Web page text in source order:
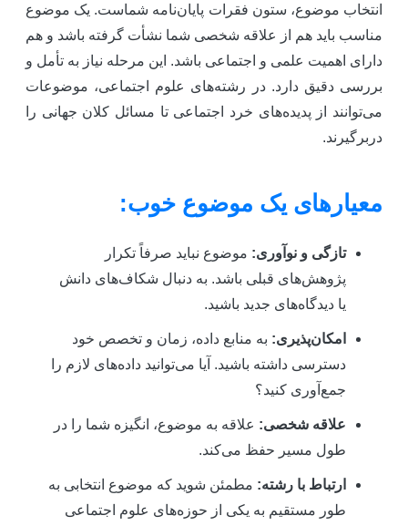
موضوع، ستون فقرات پایان‌نامه شماست. یک موضوع
باید هم از علاقه شخصی شما نشأت گرفته باشد و هم
اهمیت علمی و اجتماعی باشد. این مرحله نیاز به تأمل و
دقیق دارد. در رشته‌های علوم اجتماعی، موضوعات
از پدیده‌های خرد اجتماعی تا مسائل کلان جهانی را
یک موضوع خوب:
تازگی و نوآوری:موضوع نباید صرفاً تکرار
پژوهش‌های قبلی باشد. به دنبال شکاف‌های دانش
یا دیدگاه‌های جدید باشید.
امکان‌پذیری:به منابع داده، زمان و تخصص خود
دسترسی داشته باشید. آیا می‌توانید داده‌های لازم را
جمع‌آوری کنید؟
علاقه شخصی:علاقه به موضوع، انگیزه شما را در
طول مسیر حفظ می‌کند.
ارتباط با رشته:مطمئن شوید که موضوع انتخابی به
طور مستقیم به یکی از حوزه‌های علوم اجتماعی